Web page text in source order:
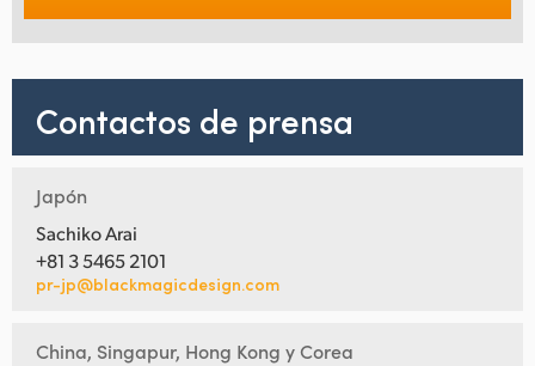
Contactos de prensa
Japón
Sachiko Arai
+81 3 5465 2101
pr-jp@blackmagicdesign.com
China, Singapur, Hong Kong y Corea